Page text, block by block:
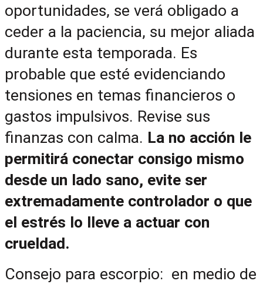
oportunidades, se verá obligado a
ceder a la paciencia, su mejor aliada
durante esta temporada. Es
probable que esté evidenciando
tensiones en temas financieros o
gastos impulsivos. Revise sus
finanzas con calma. La no acción le
permitirá conectar consigo mismo
desde un lado sano, evite ser
extremadamente controlador o que
el estrés lo lleve a actuar con
crueldad.
Consejo para escorpio:  en medio de